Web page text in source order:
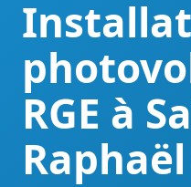
RGE à